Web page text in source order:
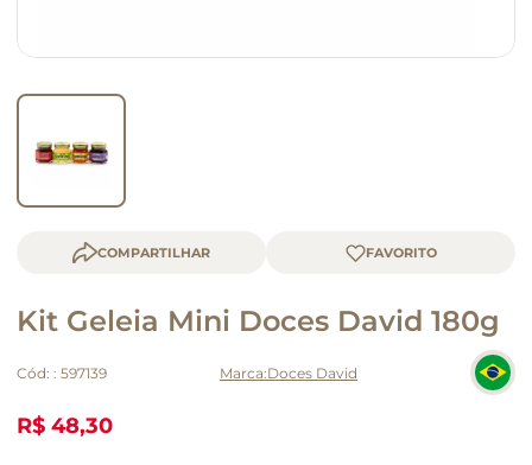
COMPARTILHAR
Kit Geleia Mini Doces David 180g
Cód: : 597139 Doces David
R$ 48,30